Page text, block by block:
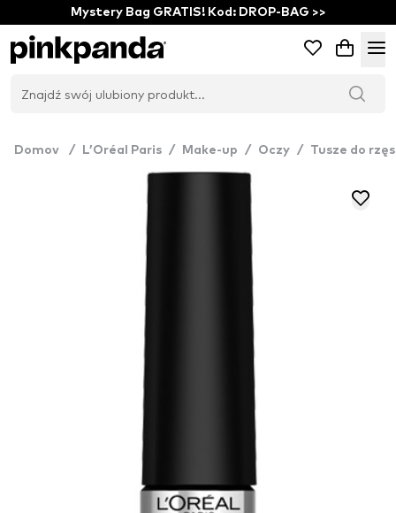
Mystery Bag GRATIS! Kod: DROP-BAG >>
Domov / L’Oréal Paris / Make-up / Oczy / Tusze do rzęs